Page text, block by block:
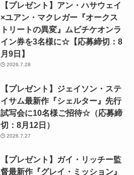
【プレゼント】アン・ハサウェイ
×ユアン・マクレガー『オークス
トリートの異変』ムビチケオンラ
イン券を3名様に☆【応募締切：8
月9日】
2026.7.28
【プレゼント】ジェイソン・ステ
イサム最新作『シェルター』先行
試写会に10名様ご招待☆（応募締
切：8月12日）
2026.7.27
【プレゼント】ガイ・リッチー監
督最新作『グレイ・ミッション』